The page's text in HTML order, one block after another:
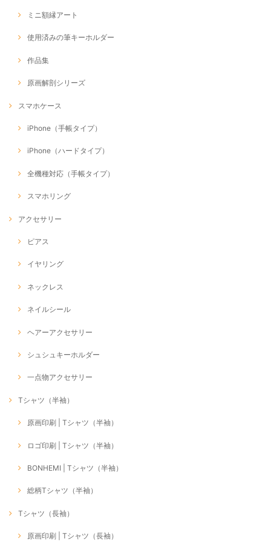
ミニ額縁アート
使用済みの筆キーホルダー
作品集
原画解剖シリーズ
スマホケース
iPhone（手帳タイプ）
iPhone（ハードタイプ）
全機種対応（手帳タイプ）
スマホリング
アクセサリー
ピアス
イヤリング
ネックレス
ネイルシール
ヘアーアクセサリー
シュシュキーホルダー
一点物アクセサリー
Tシャツ（半袖）
原画印刷 | Tシャツ（半袖）
ロゴ印刷 | Tシャツ（半袖）
BONHEMI | Tシャツ（半袖）
総柄Tシャツ（半袖）
Tシャツ（長袖）
原画印刷 | Tシャツ（長袖）